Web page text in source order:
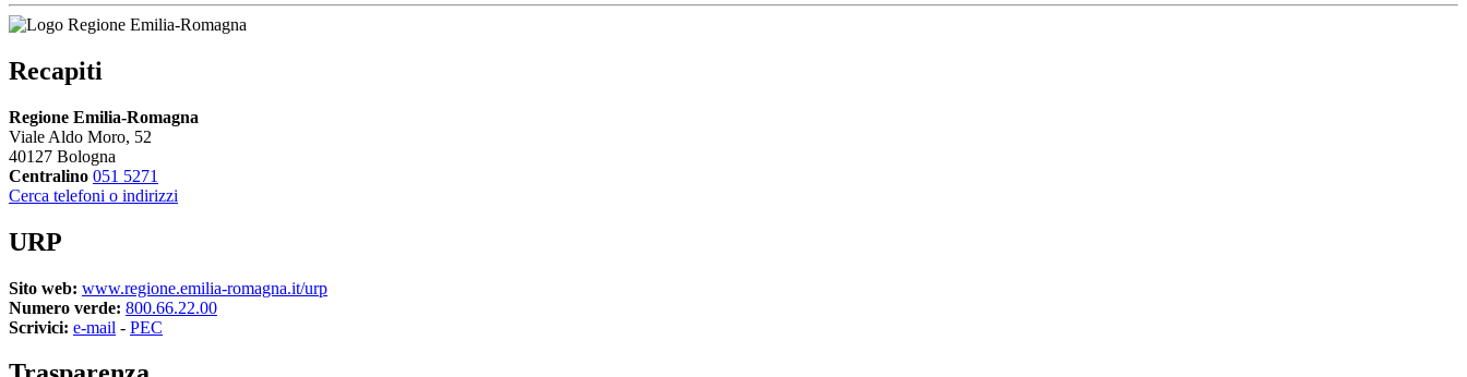
Recapiti
Regione Emilia-Romagna
Viale Aldo Moro, 52
40127 Bologna
Centralino 051 5271
Cerca telefoni o indirizzi
URP
Sito web: www.regione.emilia-romagna.it/urp
Numero verde: 800.66.22.00
Scrivici: e-mail - PEC